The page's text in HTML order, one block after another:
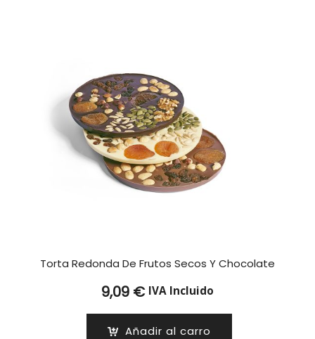
Torta Redonda De Frutos Secos Y Chocolate
9,09 € IVA Incluido
Añadir al carro